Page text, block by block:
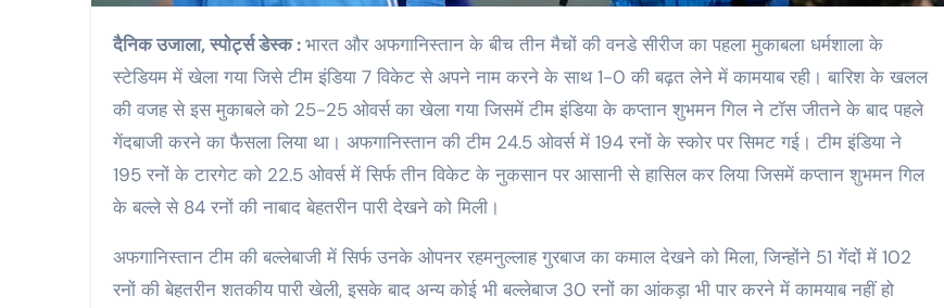
दैनिक उजाला, स्पोर्ट्स डेस्क :भारत और अफगानिस्तान के बीच तीन मैचों की वनडे सीरीज का पहला मुकाबला धर्मशाला के
स्टेडियम में खेला गया जिसे टीम इंडिया 7 विकेट से अपने नाम करने के साथ 1-0 की बढ़त लेने में कामयाब रही। बारिश के खलल
की वजह से इस मुकाबले को 25-25 ओवर्स का खेला गया जिसमें टीम इंडिया के कप्तान शुभमन गिल ने टॉस जीतने के बाद पहले
गेंदबाजी करने का फैसला लिया था। अफगानिस्तान की टीम 24.5 ओवर्स में 194 रनों के स्कोर पर सिमट गई। टीम इंडिया ने
195 रनों के टारगेट को 22.5 ओवर्स में सिर्फ तीन विकेट के नुकसान पर आसानी से हासिल कर लिया जिसमें कप्तान शुभमन गिल
के बल्ले से 84 रनों की नाबाद बेहतरीन पारी देखने को मिली।
अफगानिस्तान टीम की बल्लेबाजी में सिर्फ उनके ओपनर रहमनुल्लाह गुरबाज का कमाल देखने को मिला, जिन्होंने 51 गेंदों में 102
रनों की बेहतरीन शतकीय पारी खेली, इसके बाद अन्य कोई भी बल्लेबाज 30 रनों का आंकड़ा भी पार करने में कामयाब नहीं हो